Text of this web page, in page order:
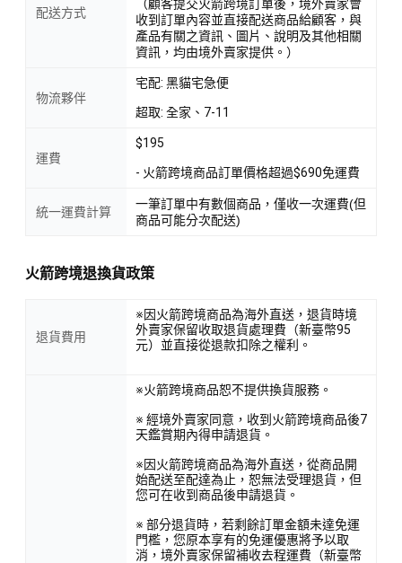
配送方式
（顧客提交火箭跨境訂單後，境外賣家會
收到訂單內容並直接配送商品給顧客，與
產品有關之資訊、圖片、說明及其他相關
資訊，均由境外賣家提供。）
物流夥伴
宅配: 黑貓宅急便
超取: 全家、7-11
運費
$195
- 火箭跨境商品訂單價格超過$690免運費
統一運費計算
一筆訂單中有數個商品，僅收一次運費(但
商品可能分次配送)
火箭跨境退換貨政策
退貨費用
※因火箭跨境商品為海外直送，退貨時境
外賣家保留收取退貨處理費（新臺幣95
元）並直接從退款扣除之權利。
※火箭跨境商品恕不提供換貨服務。
※ 經境外賣家同意，收到火箭跨境商品後7
天鑑賞期內得申請退貨。
※因火箭跨境商品為海外直送，從商品開
始配送至配達為止，恕無法受理退貨，但
您可在收到商品後申請退貨。
※ 部分退貨時，若剩餘訂單金額未達免運
門檻，您原本享有的免運優惠將予以取
消，境外賣家保留補收去程運費（新臺幣